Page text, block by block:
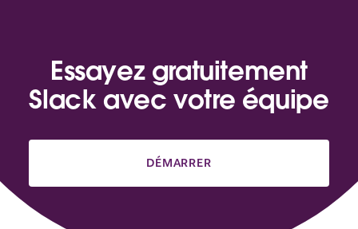
Essayez gratuitement
Slack avec votre équipe
DÉMARRER